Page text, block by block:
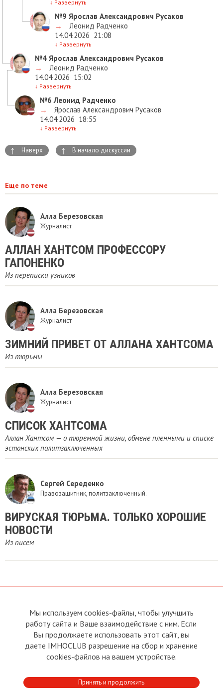
↓ Развернуть
№9 Ярослав Александрович Русаков
→
Леонид Радченко
14.04.2026 21:08
↓ Развернуть
№4 Ярослав Александрович Русаков
→
Леонид Радченко
14.04.2026 15:02
↓ Развернуть
№6 Леонид Радченко
→
Ярослав Александрович Русаков
14.04.2026 18:55
↓ Развернуть
↑ Наверх ↑ В начало дискуссии
Еще по теме
Алла Березовская
Журналист
АЛЛАН ХАНТСОМ ПРОФЕССОРУ
ГАПОНЕНКО
Из переписки узников
Алла Березовская
Журналист
ЗИМНИЙ ПРИВЕТ ОТ АЛЛАНА ХАНТСОМА
Из тюрьмы
Алла Березовская
Журналист
СПИСОК ХАНТСОМА
Аллан Хантсом — о тюремной жизни, обмене пленными и списке
эстонских политзаключенных
Сергей Середенко
Правозащитник, политзаключенный.
ВИРУСКАЯ ТЮРЬМА. ТОЛЬКО ХОРОШИЕ
НОВОСТИ
Из писем
О сайте
Условия пользования
Политика конфиденциальности
Прямая связь с
Председателем
Прямая связь c членами клуба
Реклама
Контакты
Club
Мы используем cookies-файлы, чтобы улучшить
работу сайта и Ваше взаимодействие с ним. Если
Вы продолжаете использовать этот сайт, вы
даете IMHOCLUB разрешение на сбор и хранение
cookies-файлов на вашем устройстве.
Принять и продолжить